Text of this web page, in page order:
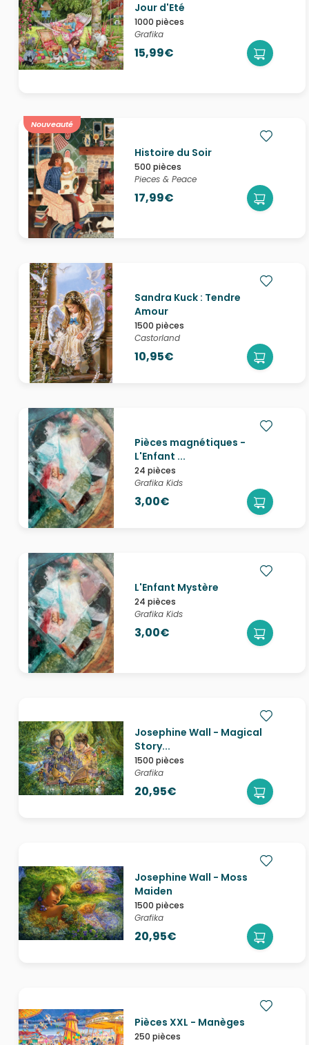
Jour d'Eté
1000 pièces
Grafika
15,99€
Nouveauté
Histoire du Soir
500 pièces
Pieces & Peace
17,99€
Sandra Kuck : Tendre
Amour
1500 pièces
Castorland
10,95€
Pièces magnétiques -
L'Enfant ...
24 pièces
Grafika Kids
3,00€
L'Enfant Mystère
24 pièces
Grafika Kids
3,00€
Josephine Wall - Magical
Story...
1500 pièces
Grafika
20,95€
Josephine Wall - Moss
Maiden
1500 pièces
Grafika
20,95€
Pièces XXL - Manèges
250 pièces